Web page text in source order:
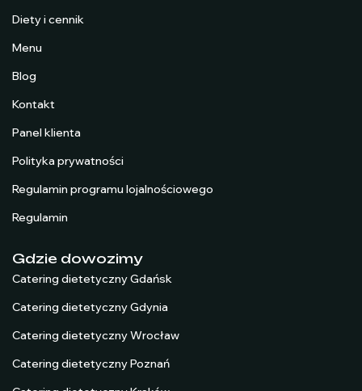
Diety i cennik
Menu
Blog
Kontakt
Panel klienta
Polityka prywatności
Regulamin programu lojalnościowego
Regulamin
Gdzie dowozimy
Catering dietetyczny Gdańsk
Catering dietetyczny Gdynia
Catering dietetyczny Wrocław
Catering dietetyczny Poznań